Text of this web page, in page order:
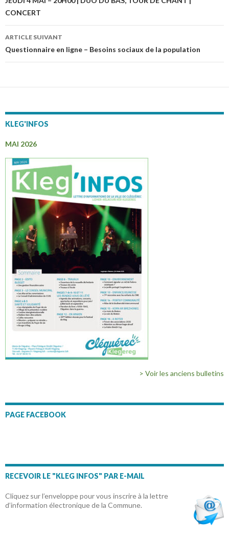
des
articles
CONCERT
ARTICLE SUIVANT
Questionnaire en ligne – Besoins sociaux de la population
KLEG'INFOS
MAI 2026
> Voir les anciens bulletins
PAGE FACEBOOK
RECEVOIR LE "KLEG INFOS" PAR E-MAIL
Cliquez sur l’enveloppe pour vous inscrire à la lettre
d’information électronique de la Commune.